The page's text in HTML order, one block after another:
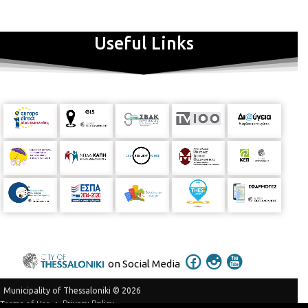
Useful Links
on Social Media
Municipality of Thessaloniki © 2026
Terms of Use
Privacy Policy